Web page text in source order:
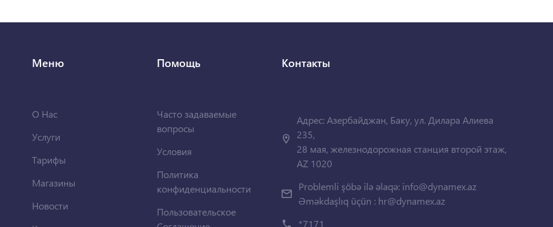
Меню
О Нас
Услуги
Тарифы
Магазины
Новости
Помощь
Часто задаваемые
вопросы
Условия
Политика
конфиденциальности
Пользовательское
Контакты
Адрес: Азербайджан, Баку, ул. Дилара Алиева
235,
28 мая, железнодорожная станция второй этаж,
AZ 1020
Problemli şöbə ilə əlaqə: info@dynamex.az
Əməkdaşlıq üçün : hr@dynamex.az
*7171